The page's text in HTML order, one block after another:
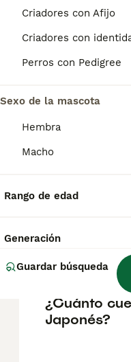
Criadores con Afijo
Criadores con
Perros con Pedigree
Sexo de la mascota
Hembra
Macho
Rango de edad
Generación
Guardar búsqueda
El Spitz Japonés (
Supittsu) es una
originaria de
por la gran
pomerania, perro
¿Cómo es
del Spitz
¿Cuánto
Japonés?